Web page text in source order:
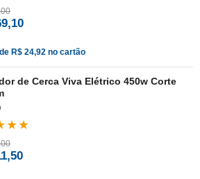
R$ 24,92 no cartão
de Cerca Viva Elétrico 450w Corte